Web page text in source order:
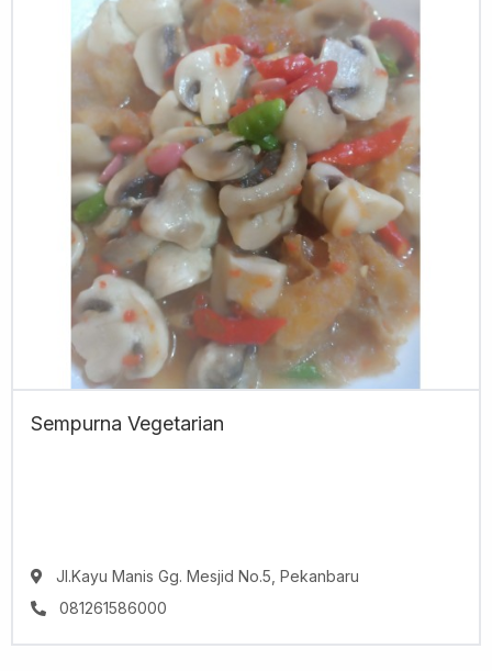
Sempurna Vegetarian
Jl.Kayu Manis Gg. Mesjid No.5, Pekanbaru
081261586000